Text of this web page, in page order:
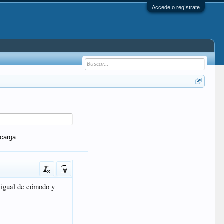
Accede o regístrate